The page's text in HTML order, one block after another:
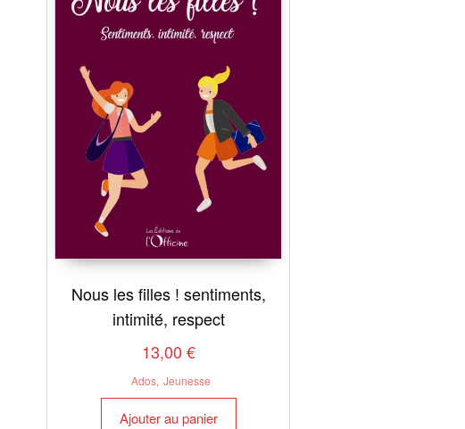
Nous les filles ! sentiments,
intimité, respect
13,00 €
Ados, Jeunesse
Ajouter au panier